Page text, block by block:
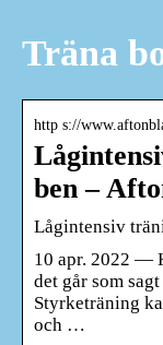
Träna
http s://
ben –
Lågintensiv
10 apr. 2022 —
det går som
Styrketräning
och …